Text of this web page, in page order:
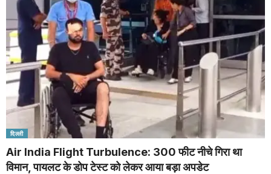
दिल्ली
Air India Flight Turbulence: 300 फीट नीचे गिरा था
विमान, पायलट के डोप टेस्ट को लेकर आया बड़ा अपडेट